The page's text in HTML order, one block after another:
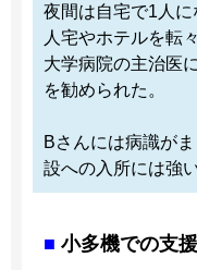
夜間は自宅で1人
人宅やホテルを転
大学病院の主治医
を勧められた。
Bさんには病識が
設への入所には強
■ 小多機での支